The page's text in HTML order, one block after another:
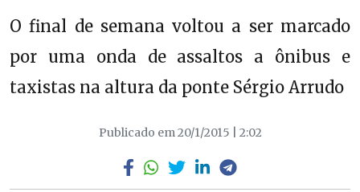
O final de semana voltou a ser marcado
por uma onda de assaltos a ônibus e
taxistas na altura da ponte Sérgio Arrudo
Publicado em 20/1/2015 | 2:02